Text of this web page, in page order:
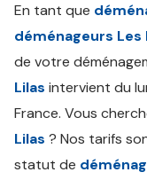
En tant que
déménageurs Les
de votre
Lilas intervient du
France. Vous
Lilas ? Nos tarifs
statut de